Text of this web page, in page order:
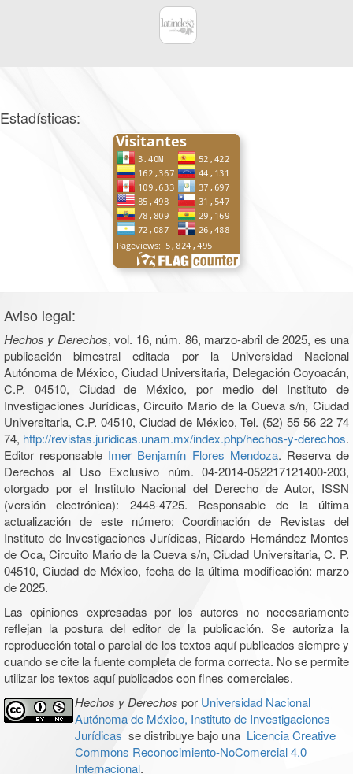
Estadísticas:
Aviso legal:
Hechos y Derechos, vol. 16, núm. 86, marzo-abril de 2025, es una
publicación bimestral editada por la Universidad Nacional
Autónoma de México, Ciudad Universitaria, Delegación Coyoacán,
C.P. 04510, Ciudad de México, por medio del Instituto de
Investigaciones Jurídicas, Circuito Mario de la Cueva s/n, Ciudad
Universitaria, C.P. 04510, Ciudad de México, Tel. (52) 55 56 22 74
74, http://revistas.juridicas.unam.mx/index.php/hechos-y-derechos.
Editor responsable Imer Benjamín Flores Mendoza. Reserva de
Derechos al Uso Exclusivo núm. 04-2014-052217121400-203,
otorgado por el Instituto Nacional del Derecho de Autor, ISSN
(versión electrónica): 2448-4725. Responsable de la última
actualización de este número: Coordinación de Revistas del
Instituto de Investigaciones Jurídicas, Ricardo Hernández Montes
de Oca, Circuito Mario de la Cueva s/n, Ciudad Universitaria, C. P.
04510, Ciudad de México, fecha de la última modificación: marzo
de 2025.
Las opiniones expresadas por los autores no necesariamente
reflejan la postura del editor de la publicación. Se autoriza la
reproducción total o parcial de los textos aquí publicados siempre y
cuando se cite la fuente completa de forma correcta. No se permite
utilizar los textos aquí publicados con fines comerciales.
Hechos y Derechos por Universidad Nacional
Autónoma de México, Instituto de Investigaciones
Jurídicas se distribuye bajo una Licencia Creative
Commons Reconocimiento-NoComercial 4.0
Internacional.